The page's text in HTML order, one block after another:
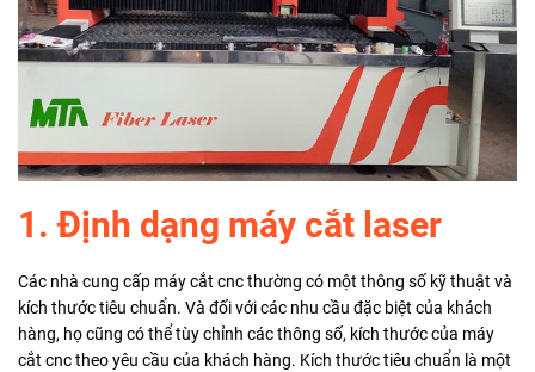
1. Định dạng máy cắt laser
Các nhà cung cấp máy cắt cnc thường có một thông số kỹ thuật và
kích thước tiêu chuẩn. Và đối với các nhu cầu đặc biệt của khách
hàng, họ cũng có thể tùy chỉnh các thông số, kích thước của máy
cắt cnc theo yêu cầu của khách hàng. Kích thước tiêu chuẩn là một